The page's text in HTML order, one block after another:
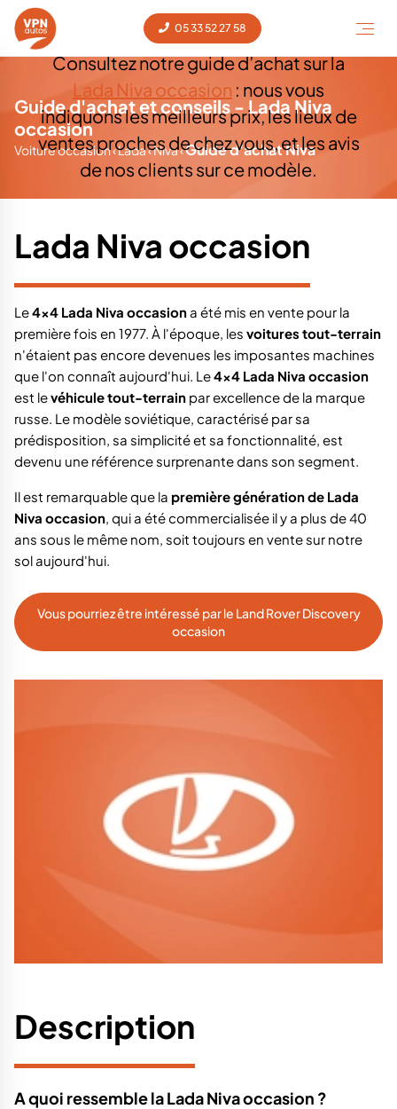
05 33 52 27 58
Guide d'achat et conseils - Lada Niva
occasion
Voiture occasion‹Lada‹Niva‹Guide d'achat Niva
occasion ?
Consultez notre guide d’achat sur la
Lada Niva occasion : nous vous
indiquons les meilleurs prix, les lieux de
ventes proches de chez vous, et les avis
de nos clients sur ce modèle.
Lada Niva occasion
Le4x4 Lada Niva occasiona été mis en vente pour la
première fois en 1977. À l'époque, les voitures tout-terrain
n'étaient pas encore devenues les imposantes machines
que l'on connaît aujourd'hui. Le4x4 Lada Niva occasion
est levéhicule tout-terrain par excellence de la marque
russe. Le modèle soviétique, caractérisé par sa
prédisposition, sa simplicité et sa fonctionnalité, est
devenu une référence surprenante dans son segment.
Il est remarquable que la première génération de Lada
Niva occasion, qui a été commercialisée il y a plus de 40
ans sous le même nom, soit toujours en vente sur notre
sol aujourd'hui.
Vous pourriez être intéressé par le Land Rover Discovery
occasion
Description
A quoi ressemble la Lada Niva occasion ?